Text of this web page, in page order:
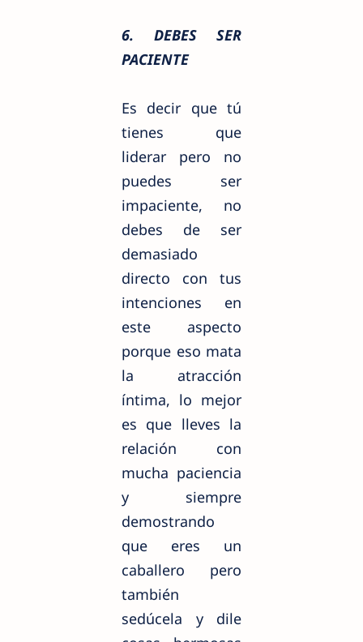
6. DEBES SER
PACIENTE
Es decir que tú
tienes que
liderar pero no
puedes ser
impaciente, no
debes de ser
demasiado
directo con tus
intenciones en
este aspecto
porque eso mata
la atracción
íntima, lo mejor
es que lleves la
relación con
mucha paciencia
y siempre
demostrando
que eres un
caballero pero
también
sedúcela y dile